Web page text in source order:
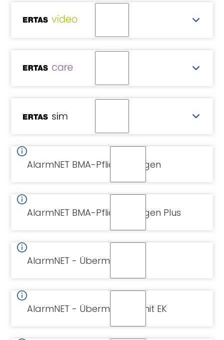
CERTAS
CERTAS
CERTAS
Karte
AlarmNET BMA-Pflichtanlagen
AlarmNET BMA-Pflichtanlagen Plus
AlarmNET - Übermittlung
AlarmNET - Übermittlung mit EK